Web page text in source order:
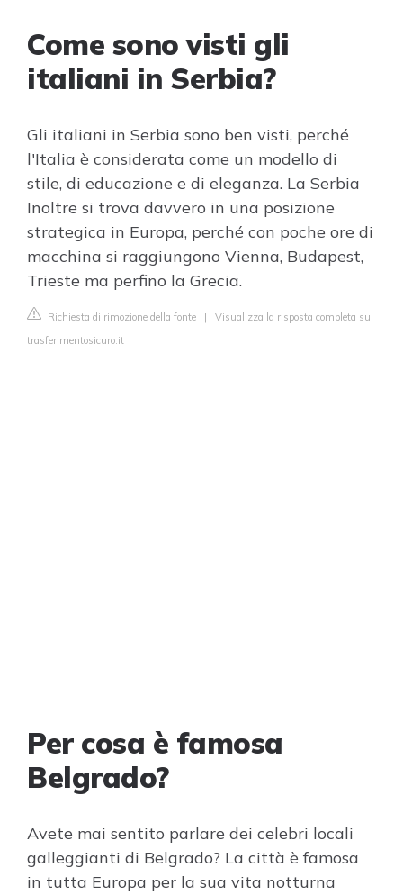
Come sono visti gli
italiani in Serbia?
Gli italiani in Serbia sono ben visti, perché
l'Italia è considerata come un modello di
stile, di educazione e di eleganza. La Serbia
Inoltre si trova davvero in una posizione
strategica in Europa, perché con poche ore di
macchina si raggiungono Vienna, Budapest,
Trieste ma perfino la Grecia.
Richiesta di rimozione della fonte | Visualizza la risposta completa su
trasferimentosicuro.it
Per cosa è famosa
Belgrado?
Avete mai sentito parlare dei celebri locali
galleggianti di Belgrado? La città è famosa
in tutta Europa per la sua vita notturna